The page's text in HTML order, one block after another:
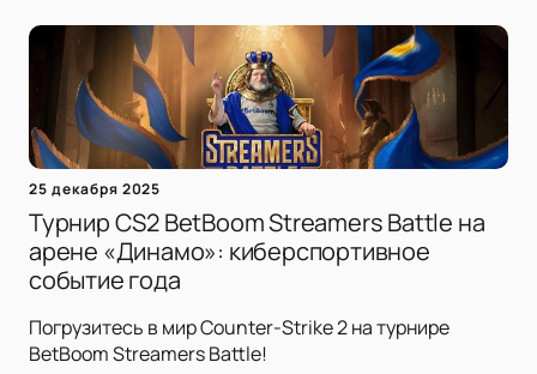
25 декабря 2025
Турнир CS2 BetBoom Streamers Battle на
арене «Динамо»: киберспортивное
событие года
Погрузитесь в мир Counter-Strike 2 на турнире
BetBoom Streamers Battle!